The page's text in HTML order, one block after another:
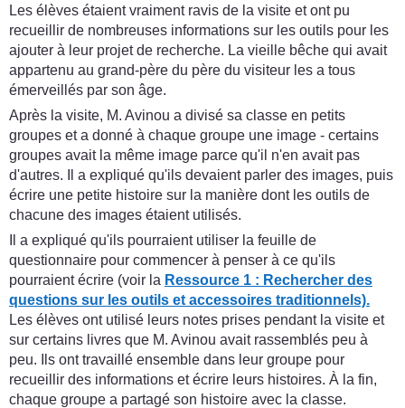
Les élèves étaient vraiment ravis de la visite et ont pu
recueillir de nombreuses informations sur les outils pour les
ajouter à leur projet de recherche. La vieille bêche qui avait
appartenu au grand-père du père du visiteur les a tous
émerveillés par son âge.
Après la visite, M. Avinou a divisé sa classe en petits
groupes et a donné à chaque groupe une image - certains
groupes avait la même image parce qu'il n'en avait pas
d'autres. Il a expliqué qu'ils devaient parler des images, puis
écrire une petite histoire sur la manière dont les outils de
chacune des images étaient utilisés.
Il a expliqué qu'ils pourraient utiliser la feuille de
questionnaire pour commencer à penser à ce qu'ils
pourraient écrire (voir la Ressource 1 : Rechercher des
questions sur les outils et accessoires traditionnels).
Les élèves ont utilisé leurs notes prises pendant la visite et
sur certains livres que M. Avinou avait rassemblés peu à
peu. Ils ont travaillé ensemble dans leur groupe pour
recueillir des informations et écrire leurs histoires. À la fin,
chaque groupe a partagé son histoire avec la classe.